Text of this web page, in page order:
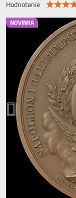
NOVINKA
Hodnotenie